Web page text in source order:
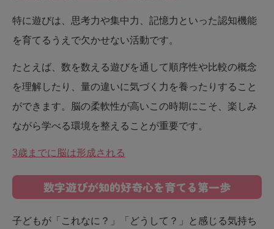
特に遊びは、思考力や集中力、記憶力といった認知機能
を育てるうえで欠かせない活動です。
たとえば、数を数える遊びを通して順序性や比較の概念
を理解したり、量の違いに気づく力を養ったりすること
ができます。脳の柔軟性が高いこの時期にこそ、楽しみ
ながら学べる環境を整えることが重要です。
3歳までに脳は形成される
数字遊びが知的好奇心を育てる第一歩
子どもが「これなに？」「どうして？」と感じる気持ち